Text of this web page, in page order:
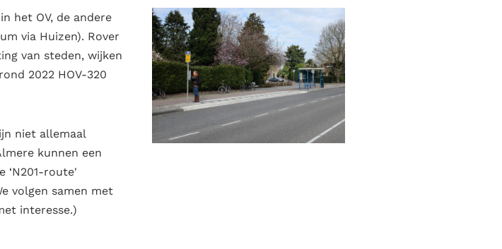
het OV, de andere
via Huizen). Rover
van steden, wijken
2022 HOV-320
niet allemaal
kunnen een
‘N201-route'
volgen samen met
interesse.)